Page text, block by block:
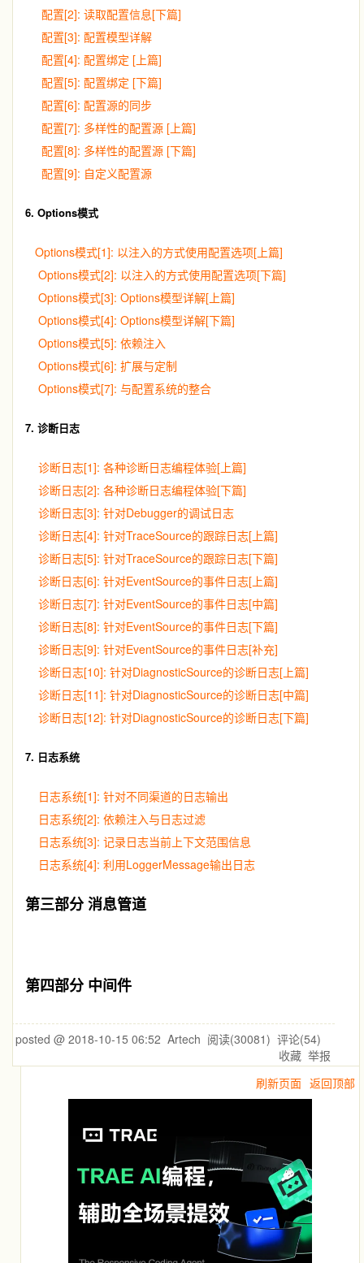
配置[2]: 读取配置信息[下篇]
配置[3]: 配置模型详解
配置[4]: 配置绑定 [上篇]
配置[5]: 配置绑定 [下篇]
配置[6]: 配置源的同步
配置[7]: 多样性的配置源 [上篇]
配置[8]: 多样性的配置源 [下篇]
配置[9]: 自定义配置源
6. Options模式
Options模式[1]: 以注入的方式使用配置选项[上篇]
Options模式[2]: 以注入的方式使用配置选项[下篇]
Options模式[3]: Options模型详解[上篇]
Options模式[4]: Options模型详解[下篇]
Options模式[5]: 依赖注入
Options模式[6]: 扩展与定制
Options模式[7]: 与配置系统的整合
7. 诊断日志
诊断日志[1]: 各种诊断日志编程体验[上篇]
诊断日志[2]: 各种诊断日志编程体验[下篇]
诊断日志[3]: 针对Debugger的调试日志
诊断日志[4]: 针对TraceSource的跟踪日志[上篇]
诊断日志[5]: 针对TraceSource的跟踪日志[下篇]
诊断日志[6]: 针对EventSource的事件日志[上篇]
诊断日志[7]: 针对EventSource的事件日志[中篇]
诊断日志[8]: 针对EventSource的事件日志[下篇]
诊断日志[9]: 针对EventSource的事件日志[补充]
诊断日志[10]: 针对DiagnosticSource的诊断日志[上篇]
诊断日志[11]: 针对DiagnosticSource的诊断日志[中篇]
诊断日志[12]: 针对DiagnosticSource的诊断日志[下篇]
7. 日志系统
日志系统[1]: 针对不同渠道的日志输出
日志系统[2]: 依赖注入与日志过滤
日志系统[3]: 记录日志当前上下文范围信息
日志系统[4]: 利用LoggerMessage输出日志
第三部分 消息管道
第四部分 中间件
posted @ 2018-10-15 06:52 Artech 阅读(30081) 评论(54)
收藏 举报
刷新页面 返回顶部